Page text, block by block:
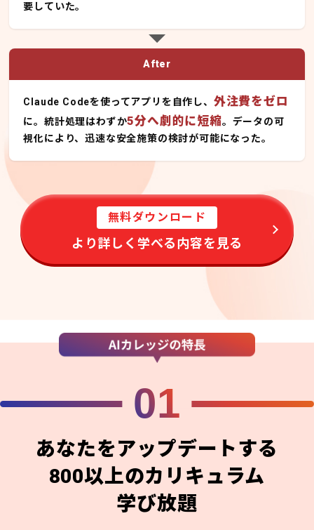
要していた。
After
Claude Codeを使ってアプリを自作し、 外注費をゼロ
に。統計処理はわずか5分へ劇的に短縮。データの可
視化により、迅速な安全施策の検討が可能になった。
無料ダウンロード
より詳しく学べる内容を見る
01
あなたをアップデートする
800以上のカリキュラム
学び放題